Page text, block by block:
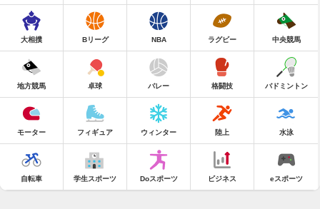
大相撲 Bリーグ NBA ラグビー 中央競馬
地方競馬 卓球 バレー 格闘技 バドミントン
モーター フィギュア ウィンター 陸上 水泳
自転車 学生スポーツ Doスポーツ ビジネス eスポーツ